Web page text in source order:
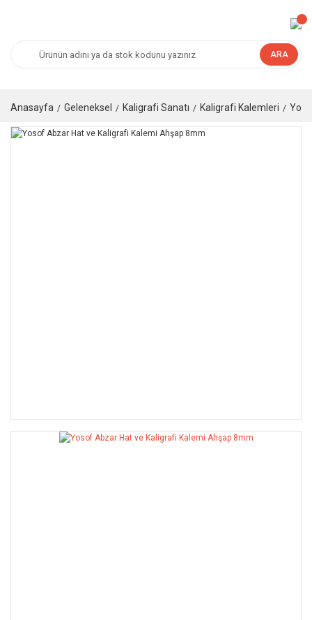
ARA
Anasayfa Geleneksel Kaligrafi Sanatı Kaligrafi Kalemleri